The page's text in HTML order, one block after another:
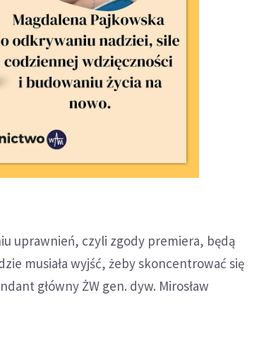
uprawnień, czyli zgody premiera, będą
musiała wyjść, żeby skoncentrować się
główny ŻW gen. dyw. Mirosław